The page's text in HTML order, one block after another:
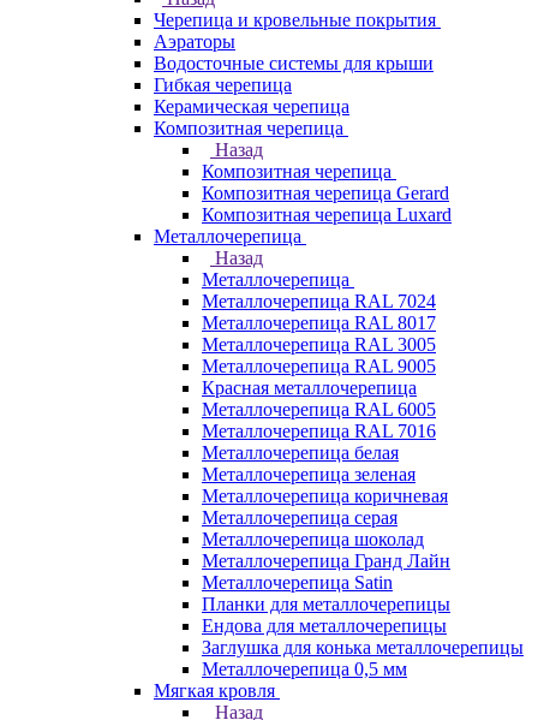
Черепица и кровельные покрытия
Аэраторы
Водосточные системы для крыши
Гибкая черепица
Керамическая черепица
Композитная черепица
Назад
Композитная черепица
Композитная черепица Gerard
Композитная черепица Luxard
Металлочерепица
Назад
Металлочерепица
Металлочерепица RAL 7024
Металлочерепица RAL 8017
Металлочерепица RAL 3005
Металлочерепица RAL 9005
Красная металлочерепица
Металлочерепица RAL 6005
Металлочерепица RAL 7016
Металлочерепица белая
Металлочерепица зеленая
Металлочерепица коричневая
Металлочерепица серая
Металлочерепица шоколад
Металлочерепица Гранд Лайн
Металлочерепица Satin
Планки для металлочерепицы
Ендова для металлочерепицы
Заглушка для конька металлочерепицы
Металлочерепица 0,5 мм
Мягкая кровля
Назад